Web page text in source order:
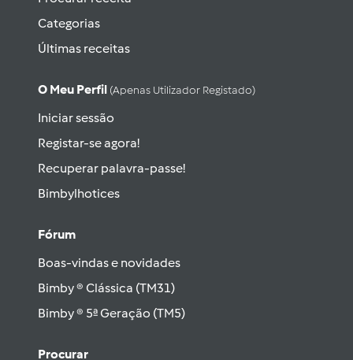
Categorias
Últimas receitas
O Meu Perfil (apenas Utilizador Registado)
Iniciar sessão
Registar-se agora!
Recuperar palavra-passe!
Bimbylhotices
Fórum
Boas-vindas e novidades
Bimby ® Clássica (TM31)
Bimby ® 5ª Geração (TM5)
Procurar